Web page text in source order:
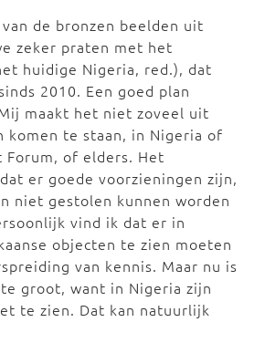
de bronzen beelden uit
zeker praten met het
huidige Nigeria, red.), dat
2010. Een goed plan
maakt het niet zoveel uit
komen te staan, in Nigeria of
of elders. Het
er goede voorzieningen zijn,
niet gestolen kunnen worden
vind ik dat er in
objecten te zien moeten
van kennis. Maar nu is
groot, want in Nigeria zijn
te zien. Dat kan natuurlijk